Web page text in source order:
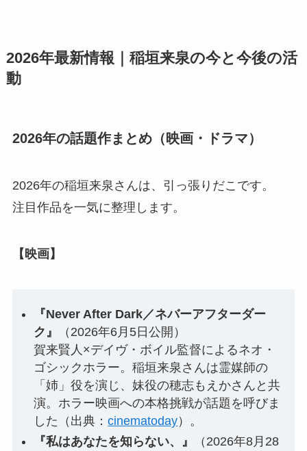
2026年最新情報｜稲垣来泉の今と今後の活
動
2026年の話題作まとめ（映画・ドラマ）
2026年の稲垣来泉さんは、引っ張りだこです。
注目作品を一気に整理します。
【映画】
『Never After Dark／ネバーアフターダー
ク』
（2026年6月5日公開）
賀来賢人×デイヴ・ボイル監督によるネオ・
ゴシックホラー。稲垣来泉さんは霊媒師の
「姉」役を演じ、妹役の穂志もえかさんと共
演。ホラー映画への本格挑戦が話題を呼びま
した（出典：cinematoday）。
『私はあなたを知らない、』
（2026年8月28